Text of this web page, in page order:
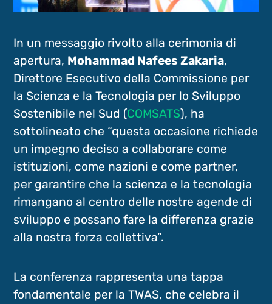
In un messaggio rivolto alla cerimonia di
apertura, Mohammad Nafees Zakaria,
Direttore Esecutivo della Commissione per
la Scienza e la Tecnologia per lo Sviluppo
Sostenibile nel Sud (COMSATS), ha
sottolineato che “questa occasione richiede
un impegno deciso a collaborare come
istituzioni, come nazioni e come partner,
per garantire che la scienza e la tecnologia
rimangano al centro delle nostre agende di
sviluppo e possano fare la differenza grazie
alla nostra forza collettiva”.
La conferenza rappresenta una tappa
fondamentale per la TWAS, che celebra il